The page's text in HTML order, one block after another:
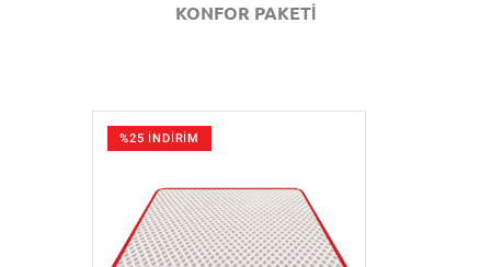
KONFOR PAKETİ
%25 İNDİRİM
GÖZAT